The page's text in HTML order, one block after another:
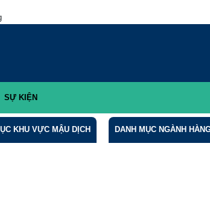
SỰ KIỆN
KHU VỰC MẬU DỊCH DANH MỤC NGÀNH HÀNG